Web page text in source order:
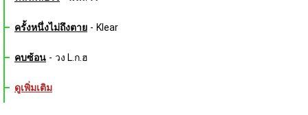
ครั้งหนึ่งไม่ถึงตาย - Klear
คบซ้อน - วง L.ก.ฮ
ดูเพิ่มเติม